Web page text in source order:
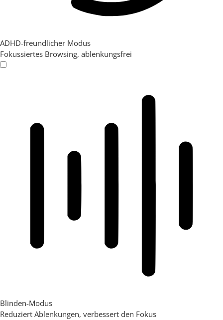
ADHD-freundlicher Modus
Fokussiertes Browsing, ablenkungsfrei
Blinden-Modus
Reduziert Ablenkungen, verbessert den Fokus